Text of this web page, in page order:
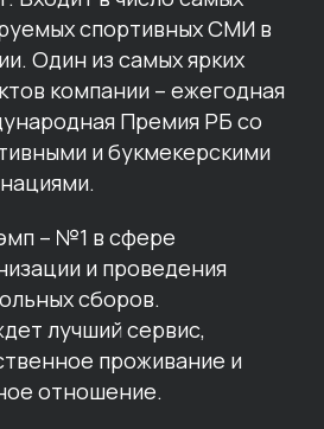
спортивных СМИ в
Один из самых ярких
компании – ежегодная
Премия РБ со
и букмекерскими
– №1 в сфере
и проведения
сборов.
лучший сервис,
проживание и
отношение.